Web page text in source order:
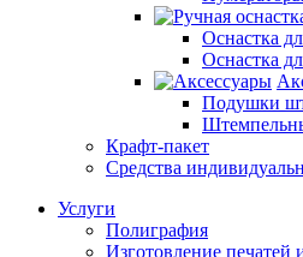
Оснастка
Оснастка
Подушки
Крафт-пакет
Средства
Услуги
Полиграфия
Изготовление печатей